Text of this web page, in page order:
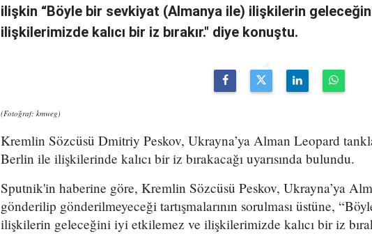
ilişkin “Böyle bir sevkiyat (Almanya ile) ilişkilerin
ilişkilerimizde kalıcı bir iz bırakır." diye konuştu.
(Fotoğraf: kmweg)
Kremlin Sözcüsü Dmitriy Peskov, Ukrayna’ya Alman Leopard
Berlin ile ilişkilerinde kalıcı bir iz bırakacağı uyarısında bulundu.
Sputnik'in haberine göre, Kremlin Sözcüsü Peskov, Ukrayna’ya
gönderilip gönderilmeyeceği tartışmalarının sorulması üstüne,
ilişkilerin geleceğini iyi etkilemez ve ilişkilerimizde kalıcı bir iz